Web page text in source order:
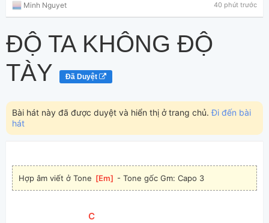
Minh Nguyet 40 phút trước
ĐỘ TA KHÔNG ĐỘ
TÀY
Đã Duyệt
Bài hát này đã được duyệt và hiển thị ở trang chủ.Đi đến bài
hát
Hợp âm viết ở Tone [Em - Tone gốc Gm: Capo 3
[
C